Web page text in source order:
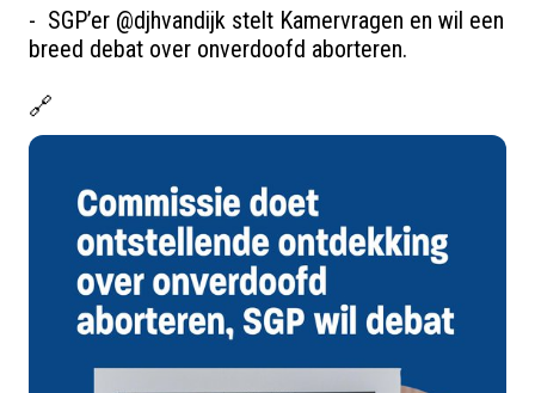
-  ⁠SGP’er @djhvandijk stelt Kamervragen en wil een
breed debat over onverdoofd aborteren.
🔗